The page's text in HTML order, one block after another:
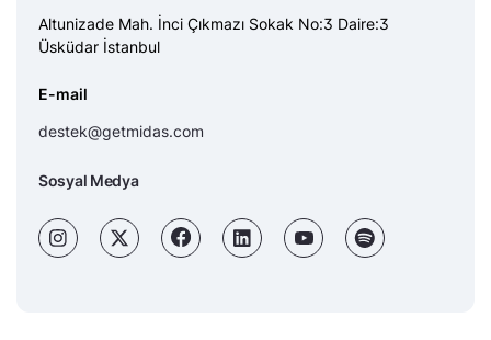
Altunizade Mah. İnci Çıkmazı Sokak No:3 Daire:3
Üsküdar İstanbul
E-mail
destek@getmidas.com
Sosyal Medya